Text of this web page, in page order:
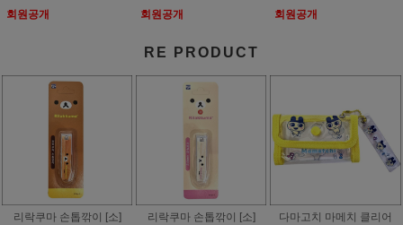
회원공개
회원공개
회원공개
RE PRODUCT
리락쿠마 손톱깎이 [소]
리락쿠마 손톱깎이 [소]
다마고치 마메치 클리어